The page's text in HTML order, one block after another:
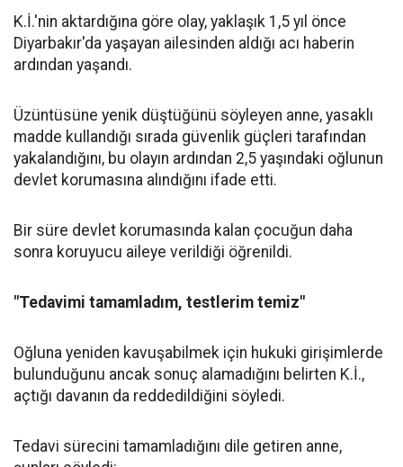
K.İ.'nin aktardığına göre olay, yaklaşık 1,5 yıl önce
Diyarbakır'da yaşayan ailesinden aldığı acı haberin
ardından yaşandı.
Üzüntüsüne yenik düştüğünü söyleyen anne, yasaklı
madde kullandığı sırada güvenlik güçleri tarafından
yakalandığını, bu olayın ardından 2,5 yaşındaki oğlunun
devlet korumasına alındığını ifade etti.
Bir süre devlet korumasında kalan çocuğun daha
sonra koruyucu aileye verildiği öğrenildi.
"Tedavimi tamamladım, testlerim temiz"
Oğluna yeniden kavuşabilmek için hukuki girişimlerde
bulunduğunu ancak sonuç alamadığını belirten K.İ.,
açtığı davanın da reddedildiğini söyledi.
Tedavi sürecini tamamladığını dile getiren anne,